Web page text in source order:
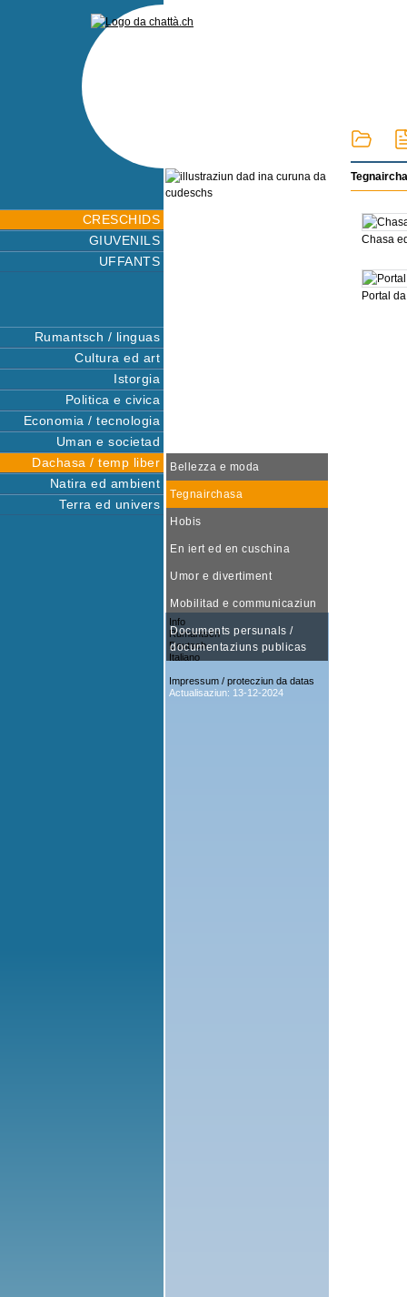
CRESCHIDS
GIUVENILS
UFFANTS
Rumantsch / linguas
Cultura ed art
Istorgia
Politica e civica
Economia / tecnologia
Uman e societad
Dachasa / temp liber
Bellezza e moda
Tegnairchasa
Hobis
En iert ed en cuschina
Umor e divertiment
Mobilitad e communicaziun
Documents persunals /
documentaziuns publicas
Natira ed ambient
Terra ed univers
Info
Rumantsch
Deutsch
Italiano
Impressum / protecziun da datas
Actualisaziun: 13-12-2024
Chasa
Portal